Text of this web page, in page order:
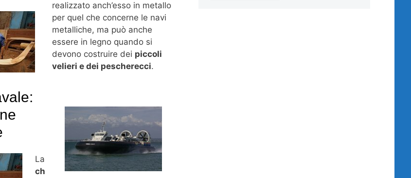
realizzato anch’esso in metallo
per quel che concerne le navi
metalliche, ma può anche
essere in legno quando si
devono costruire dei piccoli
velieri e dei pescherecci.
La
ch